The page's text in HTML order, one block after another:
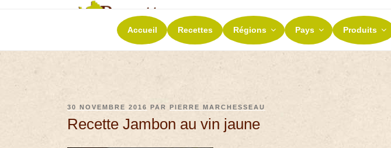
RECETTES ET TERROIRS
La richesse de nos terroirs
Accueil Recettes Régions Pays Produits
30 NOVEMBRE 2016 PARPIERRE MARCHESSEAU
Recette Jambon au vin jaune